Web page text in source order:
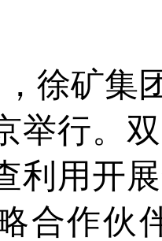
矿集团
举行。
利用开
合作伙